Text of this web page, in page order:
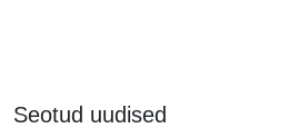
Seotud uudised